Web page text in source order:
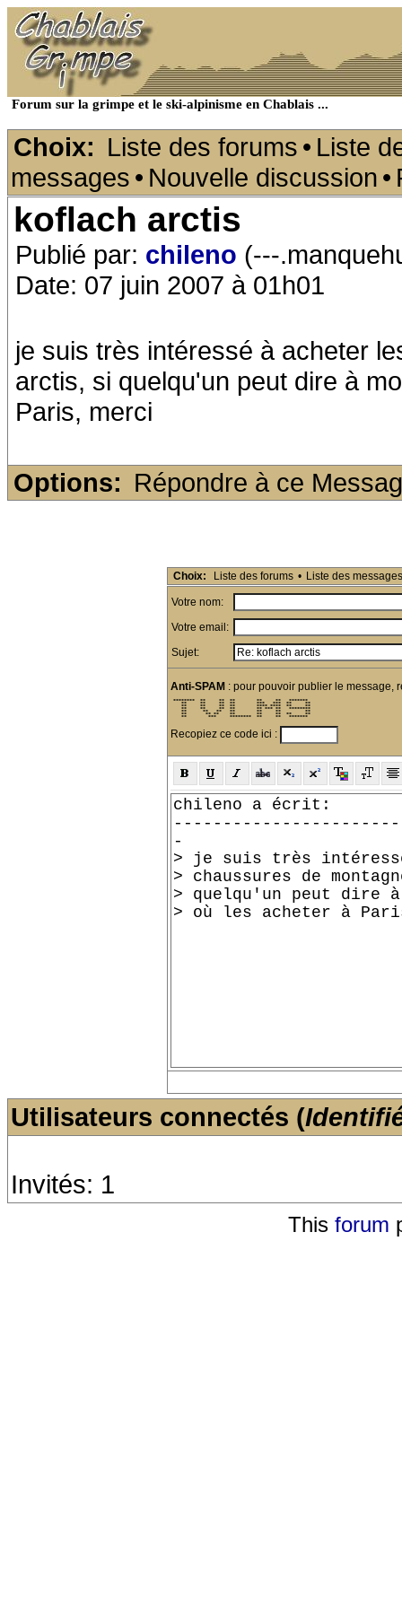
Forum sur la grimpe et le ski-alpinisme en Chablais ...
Choix: Liste des forums • Liste
messages • Nouvelle discussion •
koflach arctis
Publié par: chileno (---
Date: 07 juin 2007 à 01h01
je suis très intéressé à acheter
arctis, si quelqu'un peut dire à
Paris, merci
Options: Répondre à ce
Choix: Liste des forums • Liste des messages
Votre nom:
Votre email:
Sujet:
Anti-SPAM : pour pouvoir publier le message,
********  **     **  **        **     **   *******
    **     **     **  **        ***   ***  **     **
    **     **     **  **        **** ****  **     **
    **     **     **  **        ** *** **   ********
    **      **   **   **        **     **         **
    **       ** **    **        **     **  **     **
    **        ***     ********  **     **   *******
Recopiez ce code ici :
Utilisateurs connectés (
Invités: 1
This forum